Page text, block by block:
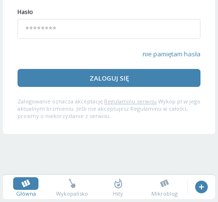
Hasło
nie pamiętam hasła
ZALOGUJ SIĘ
Zalogowanie oznacza akceptację Regulaminu serwisu Wykop.pl w jego
aktualnym brzmieniu. Jeśli nie akceptujesz Regulaminu w całości,
prosimy o niekorzystanie z serwisu.
Główna Wykopalisko Hity Mikroblog